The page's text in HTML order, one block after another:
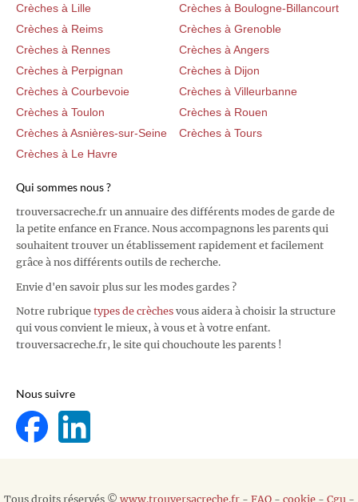
Crèches à Lille
Crèches à Boulogne-Billancourt
Crèches à Reims
Crèches à Grenoble
Crèches à Rennes
Crèches à Angers
Crèches à Perpignan
Crèches à Dijon
Crèches à Courbevoie
Crèches à Villeurbanne
Crèches à Toulon
Crèches à Rouen
Crèches à Asnières-sur-Seine
Crèches à Tours
Crèches à Le Havre
Qui sommes nous ?
trouversacreche.fr un annuaire des différents modes de garde de
la petite enfance en France. Nous accompagnons les parents qui
souhaitent trouver un établissement rapidement et facilement
grâce à nos différents outils de recherche.
Envie d'en savoir plus sur les modes gardes ?
Notre rubrique types de crèches vous aidera à choisir la structure
qui vous convient le mieux, à vous et à votre enfant.
trouversacreche.fr, le site qui chouchoute les parents !
Nous suivre
Tous droits réservés © www.trouversacreche.fr- FAQ- cookie- Cgu -